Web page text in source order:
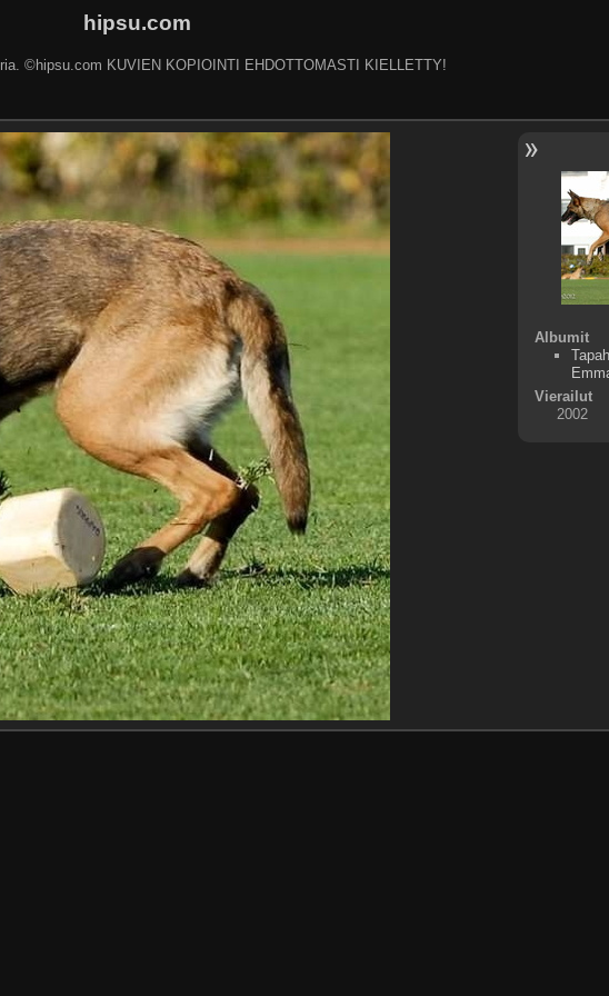
hipsu.com
©hipsu.com KUVIEN KOPIOINTI EHDOTTOMASTI KIELLETTY!
Albumit
Vierailut
2002